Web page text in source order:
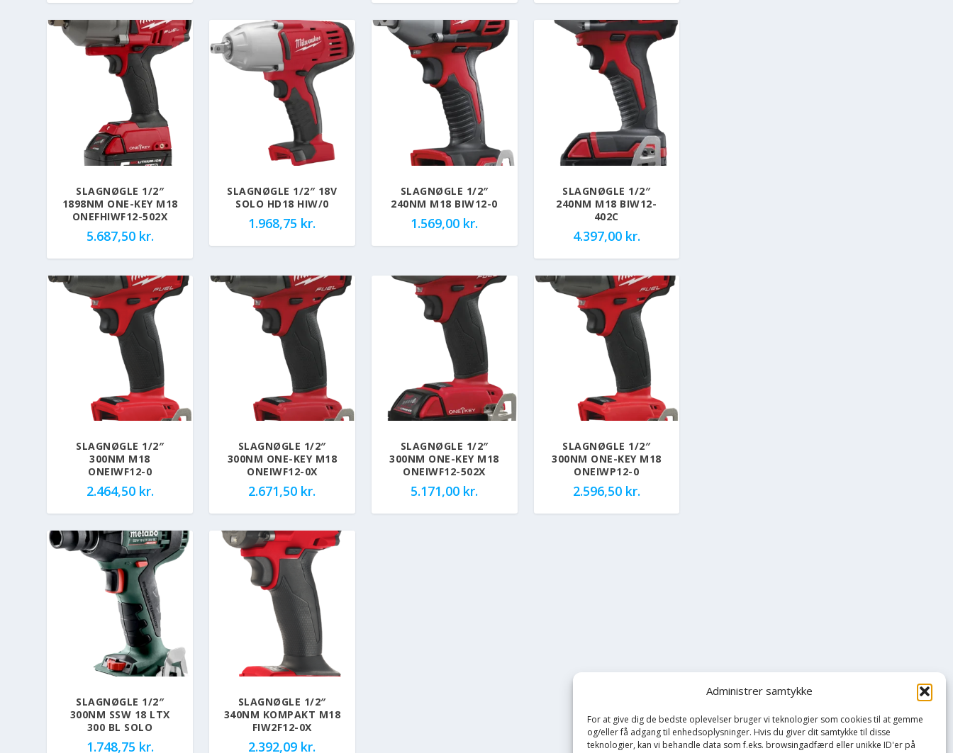
Administrer samtykke
For at give dig de bedste oplevelser bruger vi teknologier som cookies til at gemme
og/eller få adgang til enhedsoplysninger. Hvis du giver dit samtykke til disse
teknologier, kan vi behandle data som f.eks. browsingadfærd eller unikke ID'er på
SLAGNØGLE 1/2″
1898NM ONE-KEY M18
ONEFHIWF12-502X
5.687,50 kr.
SLAGNØGLE 1/2″ 18V
SOLO HD18 HIW/0
1.968,75 kr.
SLAGNØGLE 1/2″
240NM M18 BIW12-0
1.569,00 kr.
SLAGNØGLE 1/2″
240NM M18 BIW12-
402C
4.397,00 kr.
SLAGNØGLE 1/2″
300NM M18
ONEIWF12-0
2.464,50 kr.
SLAGNØGLE 1/2″
300NM ONE-KEY M18
ONEIWF12-0X
2.671,50 kr.
SLAGNØGLE 1/2″
300NM ONE-KEY M18
ONEIWF12-502X
5.171,00 kr.
SLAGNØGLE 1/2″
300NM ONE-KEY M18
ONEIWP12-0
2.596,50 kr.
SLAGNØGLE 1/2″
300NM SSW 18 LTX
300 BL SOLO
1.748,75 kr.
SLAGNØGLE 1/2″
340NM KOMPAKT M18
FIW2F12-0X
2.392,09 kr.